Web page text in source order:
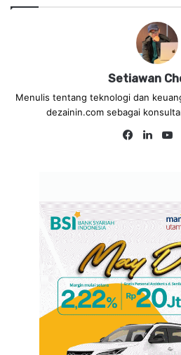
Setiawan
Menulis tentang teknologi dan
dezainin.com sebagai
Fa
Lin